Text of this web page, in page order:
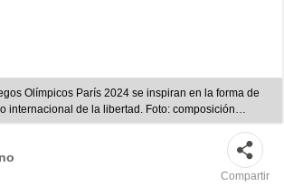
Olímpicos París 2024 se inspiran en la forma de
internacional de la libertad. Foto: composición
X
Compartir